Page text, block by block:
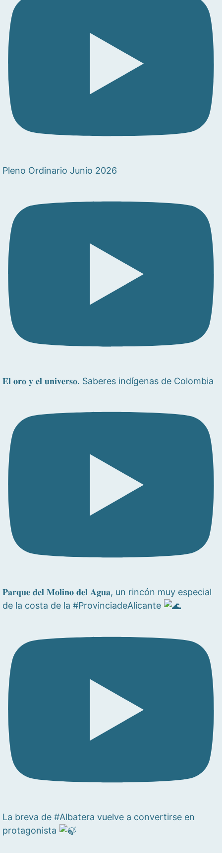
Pleno Ordinario Junio 2026
𝐄𝐥 𝐨𝐫𝐨 𝐲 𝐞𝐥 𝐮𝐧𝐢𝐯𝐞𝐫𝐬𝐨. Saberes indígenas de Colombia
𝐏𝐚𝐫𝐪𝐮𝐞 𝐝𝐞𝐥 𝐌𝐨𝐥𝐢𝐧𝐨 𝐝𝐞𝐥 𝐀𝐠𝐮𝐚, un rincón muy especial
de la costa de la #ProvinciadeAlicante
La breva de #Albatera vuelve a convertirse en
protagonista